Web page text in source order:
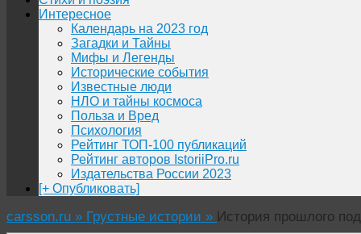
Интересное
Календарь на 2023 год
Загадки и Тайны
Мифы и Легенды
Исторические события
Известные люди
НЛО и тайны космоса
Польза и Вред
Психология
Рейтинг ТОП-100 публикаций
Рейтинг авторов IstoriiPro.ru
Издательства России 2023
[+ Опубликовать]
carsson.ru » Грустные истории » История прошлого